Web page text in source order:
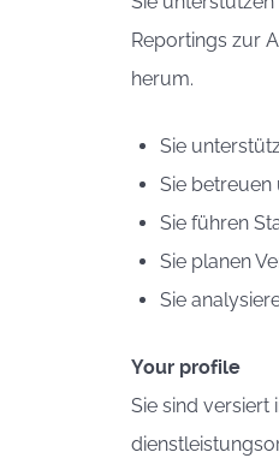
Reportings zur
herum.
Sie
Sie
Sie führen
Sie planen
Sie
Your profile
Sie sind